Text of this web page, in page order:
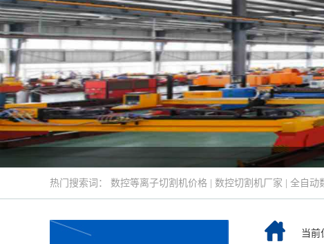
热门搜索词： 数控等离子切割机价格 数控切割机厂家 全自动
当前